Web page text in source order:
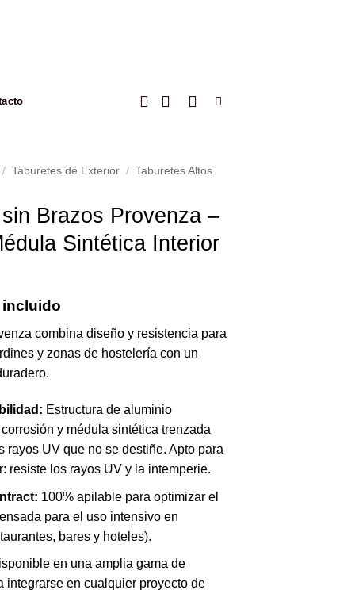
/ Taburetes de Exterior / Taburetes Altos
Brazos Provenza –
Sintética Interior
incluido
combina diseño y resistencia para
y zonas de hostelería con un
Estructura de aluminio
y médula sintética trenzada
rayos UV que no se destiñe. Apto para
resiste los rayos UV y la intemperie.
100% apilable para optimizar el
para el uso intensivo en
bares y hoteles).
en una amplia gama de
integrarse en cualquier proyecto de